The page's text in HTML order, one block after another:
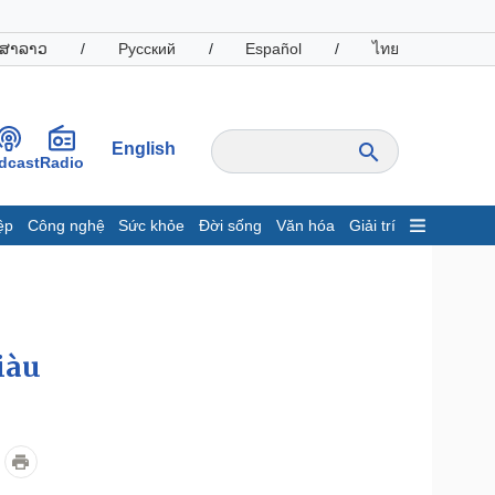
າລາວ / Русский / Español / ไทย
Radio
English
Công nghệ Sức khỏe Đời sống Văn hóa Giải trí
nghiệp
Thông tin doanh nghiệp